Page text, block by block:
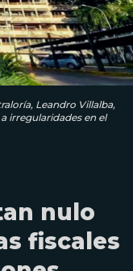
Leandro Villalba,
irregularidades en el
nulo
fiscales